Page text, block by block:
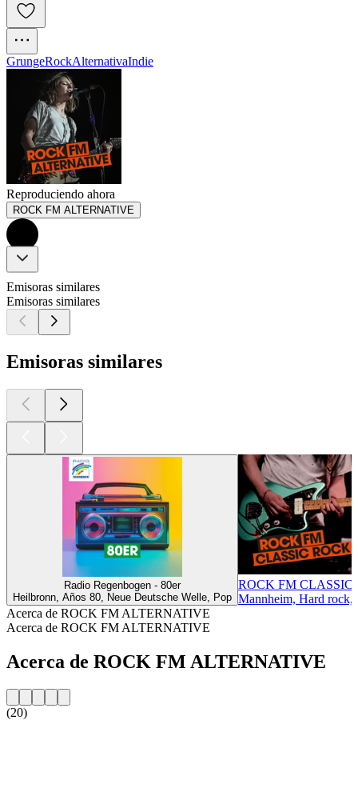
GrungeRockAlternativaIndie
Reproduciendo ahora
ROCK FM ALTERNATIVE
Emisoras similares
Emisoras similares
Emisoras similares
Radio Regenbogen - 80er
Heilbronn, Años 80, Neue Deutsche Welle, Pop
ROCK FM CLASSIC
Mannheim, Hard rock,
Acerca de ROCK FM ALTERNATIVE
Acerca de ROCK FM ALTERNATIVE
Acerca de ROCK FM ALTERNATIVE
(20)